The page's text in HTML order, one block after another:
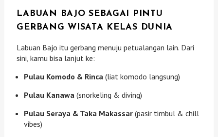
LABUAN BAJO SEBAGAI PINTU
GERBANG WISATA KELAS DUNIA
Labuan Bajo itu gerbang menuju petualangan lain. Dari
sini, kamu bisa lanjut ke:
Pulau Komodo & Rinca (liat komodo langsung)
Pulau Kanawa (snorkeling & diving)
Pulau Seraya & Taka Makassar (pasir timbul & chill
vibes)